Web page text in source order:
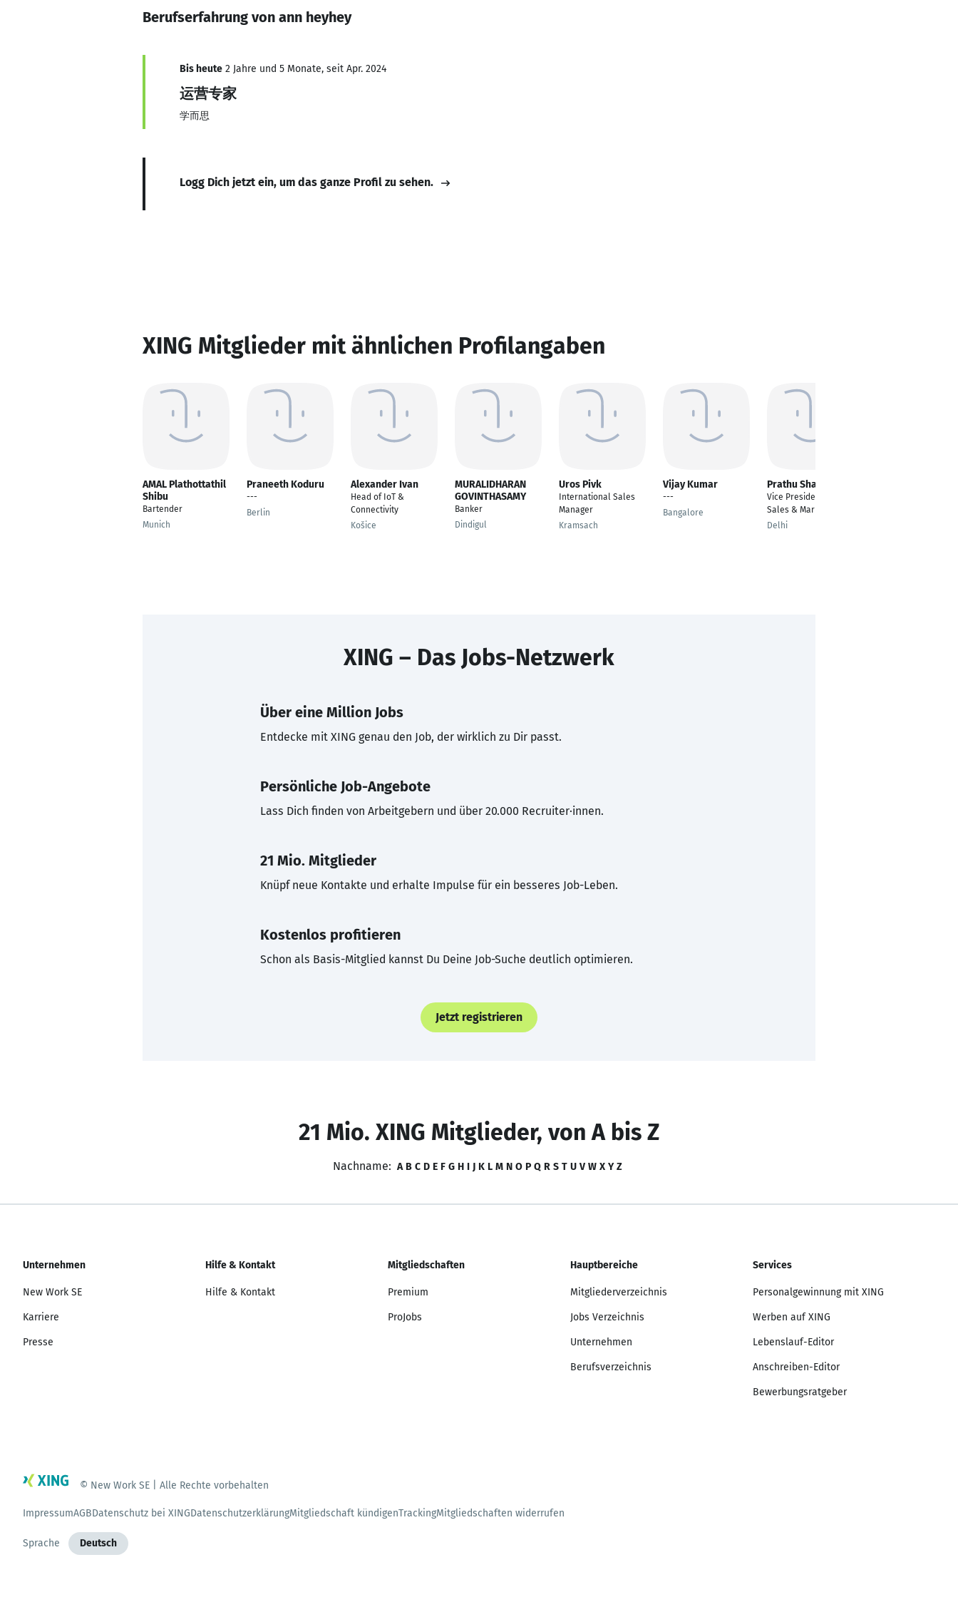
Berufserfahrung von ann heyhey
Bis heute 2 Jahre und 5 Monate, seit Apr. 2024
运营专家
学而思
Logg Dich jetzt ein, um das ganze Profil zu sehen.
XING Mitglieder mit ähnlichen Profilangaben
AMAL Plathottathil
Shibu
Bartender
Munich
Praneeth Koduru
---
Berlin
Alexander Ivan
Head of IoT &
Connectivity
Košice
MURALIDHARAN
GOVINTHASAMY
Banker
Dindigul
Uros Pivk
International Sales
Manager
Kramsach
Vijay Kumar
---
Bangalore
Prathu Sharma
Vice President (VP),
Sales & Marketing
Delhi
XING – Das Jobs-Netzwerk
Über eine Million Jobs
Entdecke mit XING genau den Job, der wirklich zu Dir passt.
Persönliche Job-Angebote
Lass Dich finden von Arbeitgebern und über 20.000 Recruiter·innen.
21 Mio. Mitglieder
Knüpf neue Kontakte und erhalte Impulse für ein besseres Job-Leben.
Kostenlos profitieren
Schon als Basis-Mitglied kannst Du Deine Job-Suche deutlich optimieren.
Jetzt registrieren
21 Mio. XING Mitglieder, von A bis Z
Nachname: A B C D E F G H I J K L M N O P Q R S T U V W X Y Z
Unternehmen
New Work SE
Karriere
Presse
Hilfe & Kontakt
Hilfe & Kontakt
Mitgliedschaften
Premium
ProJobs
Hauptbereiche
Mitgliederverzeichnis
Jobs Verzeichnis
Unternehmen
Berufsverzeichnis
Services
Personalgewinnung mit XING
Werben auf XING
Lebenslauf-Editor
Anschreiben-Editor
Bewerbungsratgeber
© New Work SE | Alle Rechte vorbehalten
ImpressumAGBDatenschutz bei XINGDatenschutzerklärungMitgliedschaft kündigenTrackingMitgliedschaften widerrufen
Sprache Deutsch